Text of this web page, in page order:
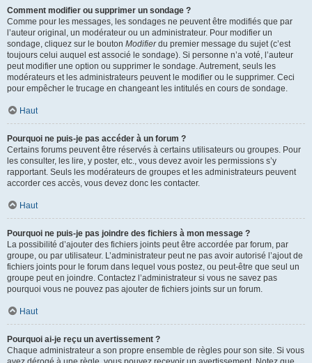
Comment modifier ou supprimer un sondage ?
Comme pour les messages, les sondages ne peuvent être modifiés que par
l’auteur original, un modérateur ou un administrateur. Pour modifier un
sondage, cliquez sur le bouton Modifierdu premier message du sujet (c’est
toujours celui auquel est associé le sondage). Si personne n’a voté, l’auteur
peut modifier une option ou supprimer le sondage. Autrement, seuls les
modérateurs et les administrateurs peuvent le modifier ou le supprimer. Ceci
pour empêcher le trucage en changeant les intitulés en cours de sondage.
Haut
Pourquoi ne puis-je pas accéder à un forum ?
Certains forums peuvent être réservés à certains utilisateurs ou groupes. Pour
les consulter, les lire, y poster, etc., vous devez avoir les permissions s’y
rapportant. Seuls les modérateurs de groupes et les administrateurs peuvent
accorder ces accès, vous devez donc les contacter.
Haut
Pourquoi ne puis-je pas joindre des fichiers à mon message ?
La possibilité d’ajouter des fichiers joints peut être accordée par forum, par
groupe, ou par utilisateur. L’administrateur peut ne pas avoir autorisé l’ajout de
fichiers joints pour le forum dans lequel vous postez, ou peut-être que seul un
groupe peut en joindre. Contactez l’administrateur si vous ne savez pas
pourquoi vous ne pouvez pas ajouter de fichiers joints sur un forum.
Haut
Pourquoi ai-je reçu un avertissement ?
Chaque administrateur a son propre ensemble de règles pour son site. Si vous